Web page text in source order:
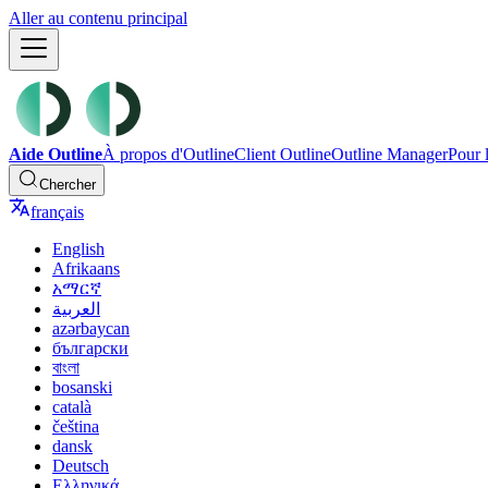
Aller au contenu principal
Aide OutlineÀ propos d'OutlineClient OutlineOutline ManagerPour
Chercher
français
English
Afrikaans
አማርኛ
العربية
azərbaycan
български
বাংলা
bosanski
català
čeština
dansk
Deutsch